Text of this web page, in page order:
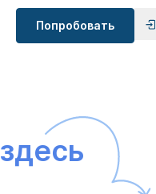
Попробовать
здесь